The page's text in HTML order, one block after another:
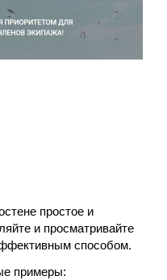
простое и
и просматривайте
способом.
примеры: